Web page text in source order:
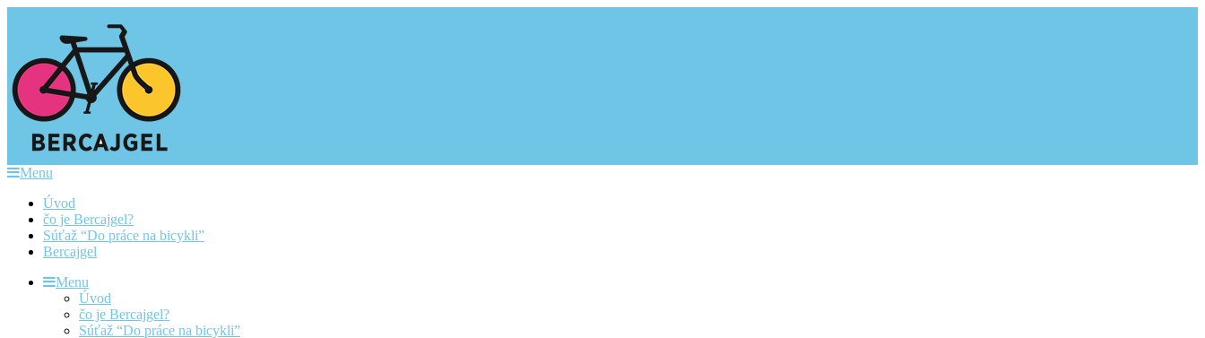
Menu
Úvod
čo je Bercajgel?
Súťaž “Do práce na bicykli”
Bercajgel
Menu
Úvod
čo je Bercajgel?
Súťaž “Do práce na bicykli”